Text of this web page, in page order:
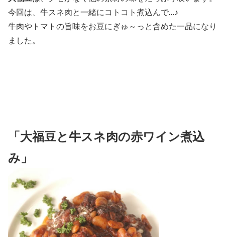
今回は、牛スネ肉と一緒にコトコト煮込んで…♪
牛肉やトマトの旨味をお豆にぎゅ～っと含めた一品になり
ました。
「大福豆と牛スネ肉の赤ワイン煮込
み」